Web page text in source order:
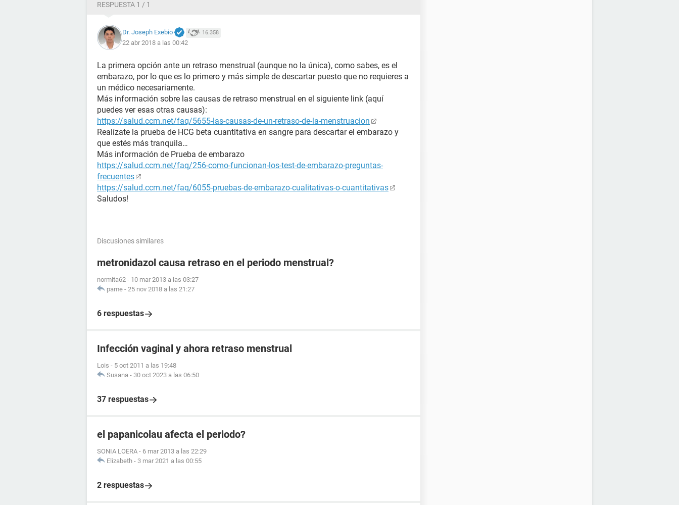
RESPUESTA 1 / 1
Dr. Joseph Exebio 16.358
22 abr 2018 a las 00:42
La primera opción ante un retraso menstrual (aunque no la única), como sabes, es el
embarazo, por lo que es lo primero y más simple de descartar puesto que no requieres a
un médico necesariamente.
Más información sobre las causas de retraso menstrual en el siguiente link (aquí
puedes ver esas otras causas):
https://salud.ccm.net/faq/5655-las-causas-de-un-retraso-de-la-menstruacion
Realízate la prueba de HCG beta cuantitativa en sangre para descartar el embarazo y
que estés más tranquila…
Más información de Prueba de embarazo
https://salud.ccm.net/faq/256-como-funcionan-los-test-de-embarazo-preguntas-
frecuentes
https://salud.ccm.net/faq/6055-pruebas-de-embarazo-cualitativas-o-cuantitativas
Saludos!
Discusiones similares
metronidazol causa retraso en el periodo menstrual?
normita62 - 10 mar 2013 a las 03:27
pame - 25 nov 2018 a las 21:27
6 respuestas
Infección vaginal y ahora retraso menstrual
Lois - 5 oct 2011 a las 19:48
Susana - 30 oct 2023 a las 06:50
37 respuestas
el papanicolau afecta el periodo?
SONIA LOERA - 6 mar 2013 a las 22:29
Elizabeth - 3 mar 2021 a las 00:55
2 respuestas